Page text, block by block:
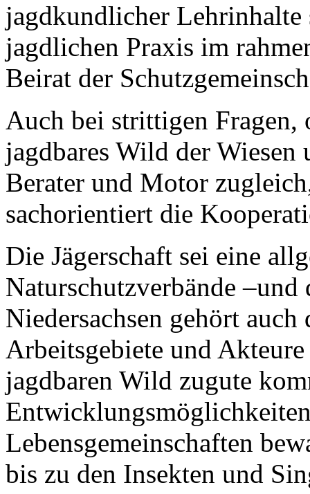
jagdkundlicher
jagdlichen Praxis im
Beirat der
Auch bei strittigen
jagdbares Wild der Wiesen
Berater und Motor
sachorientiert die
Die Jägerschaft sei eine
Naturschutzverbände –und
Niedersachsen gehört
Arbeitsgebiete und
jagdbaren Wild zugute
Lebensgemeinschaften
bis zu den Insekten und